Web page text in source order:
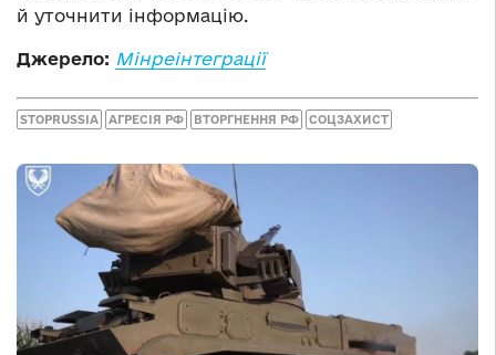
й уточнити інформацію.
Джерело: Мінреінтеграції
STOPRUSSIA АГРЕСІЯ РФ ВТОРГНЕННЯ РФ СОЦЗАХИСТ